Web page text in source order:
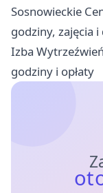
Sosnowieckie
godziny, zajęcia i
Izba
godziny i opłaty